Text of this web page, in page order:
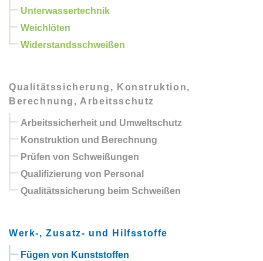
Unterwassertechnik
Weichlöten
Widerstandsschweißen
Qualitätssicherung, Konstruktion,
Berechnung, Arbeitsschutz
Arbeitssicherheit und Umweltschutz
Konstruktion und Berechnung
Prüfen von Schweißungen
Qualifizierung von Personal
Qualitätssicherung beim Schweißen
Werk-, Zusatz- und Hilfsstoffe
Fügen von Kunststoffen